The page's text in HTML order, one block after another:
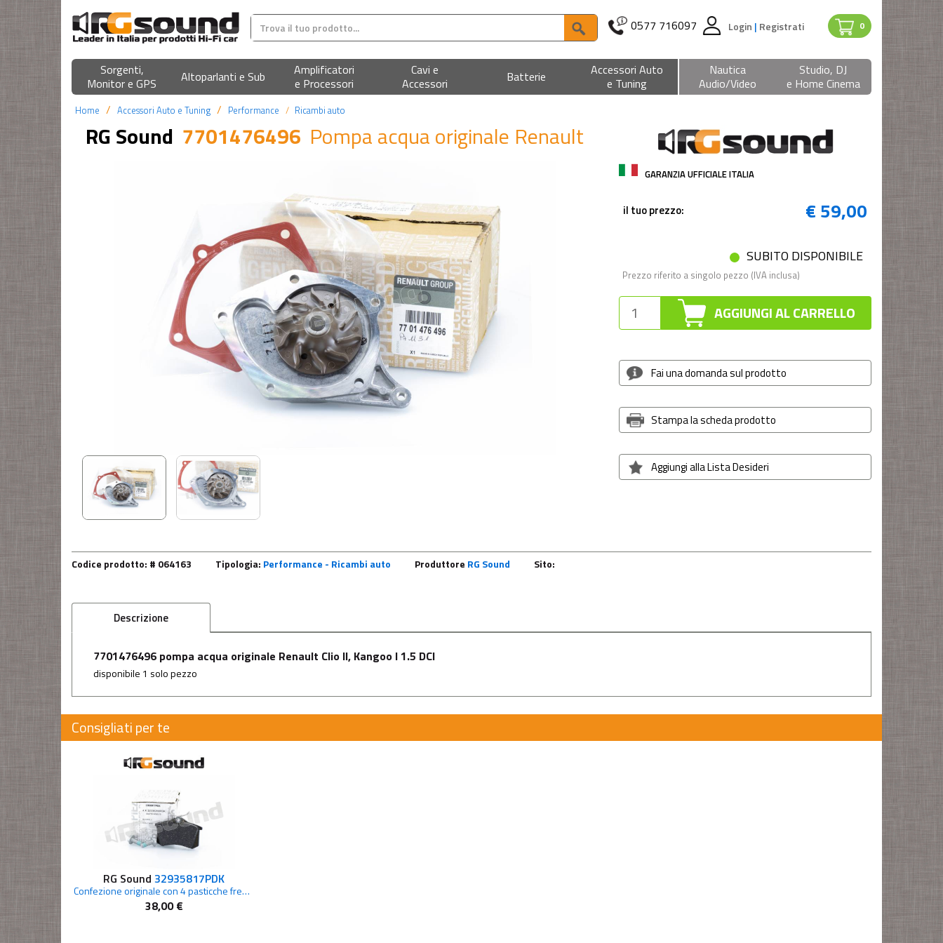
0
0577 716097 Login | Registrati
Sorgenti,
Monitor e GPS
Altoparlanti e Sub
Amplificatori
e Processori
Cavi e
Accessori
Batterie
Accessori Auto
e Tuning
Nautica
Audio/Video
Studio, DJ
e Home Cinema
Home Accessori Auto e Tuning Performance Ricambi auto
RG Sound 7701476496 Pompa acqua originale Renault
GARANZIA UFFICIALE ITALIA
€ 59,00
il tuo prezzo:
SUBITO DISPONIBILE
Prezzo riferito a singolo pezzo (IVA inclusa)
AGGIUNGI AL CARRELLO
Fai una domanda sul prodotto
Stampa la scheda prodotto
Aggiungi alla Lista Desideri
Codice prodotto: # 064163 Tipologia: Performance - Ricambi auto Produttore RG Sound Sito:
Descrizione
7701476496 pompa acqua originale Renault Clio II, Kangoo I 1.5 DCI
disponibile 1 solo pezzo
Consigliati per te
RG Sound 32935817PDK
Confezione originale con 4 pasticche freni per Renault Megane 2
38,00 €